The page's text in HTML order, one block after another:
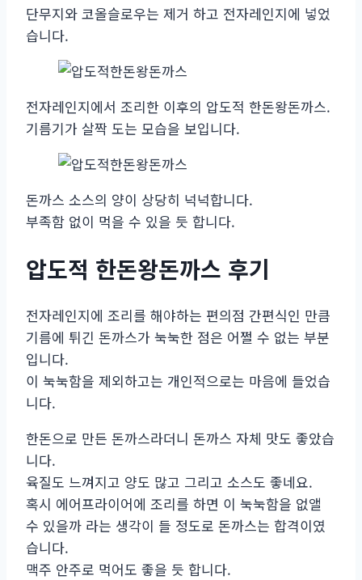
단무지와 코올슬로우는 제거 하고 전자레인지에 넣었
습니다.
전자레인지에서 조리한 이후의 압도적 한돈왕돈까스.
기름기가 살짝 도는 모습을 보입니다.
돈까스 소스의 양이 상당히 넉넉합니다.
부족함 없이 먹을 수 있을 듯 합니다.
압도적 한돈왕돈까스 후기
전자레인지에 조리를 해야하는 편의점 간편식인 만큼
기름에 튀긴 돈까스가 눅눅한 점은 어쩔 수 없는 부분
입니다.
이 눅눅함을 제외하고는 개인적으로는 마음에 들었습
니다.
한돈으로 만든 돈까스라더니 돈까스 자체 맛도 좋았습
니다.
육질도 느껴지고 양도 많고 그리고 소스도 좋네요.
혹시 에어프라이어에 조리를 하면 이 눅눅함을 없앨
수 있을까 라는 생각이 들 정도로 돈까스는 합격이였
습니다.
맥주 안주로 먹어도 좋을 듯 합니다.